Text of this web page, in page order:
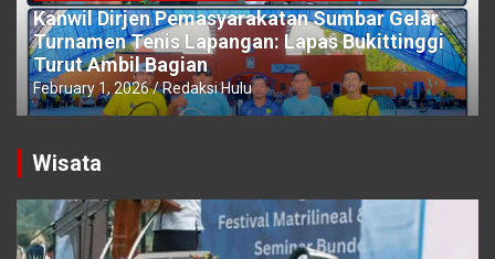
Kanwil Dirjen Pemasyarakatan Sumbar Gelar
Turnamen Tenis Lapangan: Lapas Bukittinggi
Turut Ambil Bagian
February 1, 2026 Redaksi Hulu
Wisata